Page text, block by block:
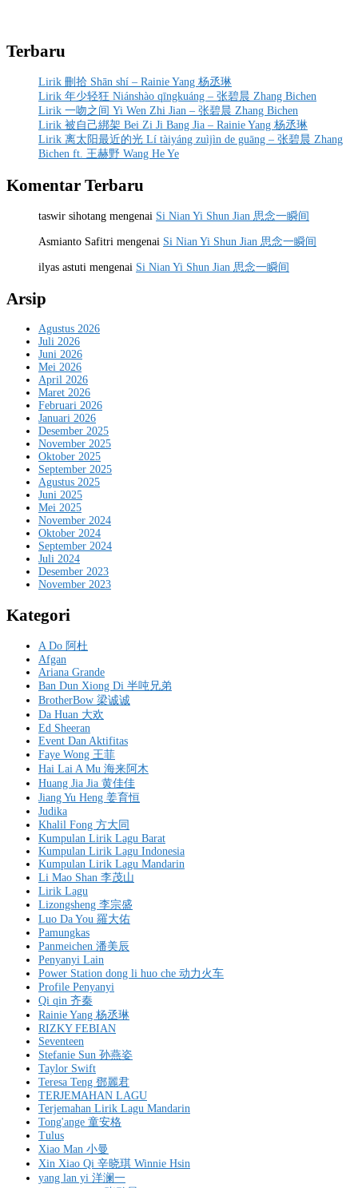
Terbaru
Lirik 刪拾 Shān shí – Rainie Yang 杨丞琳
Lirik 年少轻狂 Niánshào qīngkuáng – 张碧晨 Zhang Bichen
Lirik 一吻之间 Yi Wen Zhi Jian – 张碧晨 Zhang Bichen
Lirik 被自己綁架 Bei Zi Ji Bang Jia – Rainie Yang 杨丞琳
Lirik 离太阳最近的光 Lí tàiyáng zuìjìn de guāng – 张碧晨 Zhang
Bichen ft. 王赫野 Wang He Ye
Komentar Terbaru
taswir sihotang mengenai Si Nian Yi Shun Jian 思念一瞬间
Asmianto Safitri mengenai Si Nian Yi Shun Jian 思念一瞬间
ilyas astuti mengenai Si Nian Yi Shun Jian 思念一瞬间
Arsip
Agustus 2026
Juli 2026
Juni 2026
Mei 2026
April 2026
Maret 2026
Februari 2026
Januari 2026
Desember 2025
November 2025
Oktober 2025
September 2025
Agustus 2025
Juni 2025
Mei 2025
November 2024
Oktober 2024
September 2024
Juli 2024
Desember 2023
November 2023
Kategori
A Do 阿杜
Afgan
Ariana Grande
Ban Dun Xiong Di 半吨兄弟
BrotherBow 梁诚诚
Da Huan 大欢
Ed Sheeran
Event Dan Aktifitas
Faye Wong 王菲
Hai Lai A Mu 海来阿木
Huang Jia Jia 黄佳佳
Jiang Yu Heng 姜育恒
Judika
Khalil Fong 方大同
Kumpulan Lirik Lagu Barat
Kumpulan Lirik Lagu Indonesia
Kumpulan Lirik Lagu Mandarin
Li Mao Shan 李茂山
Lirik Lagu
Lizongsheng 李宗盛
Luo Da You 羅大佑
Pamungkas
Panmeichen 潘美辰
Penyanyi Lain
Power Station dong li huo che 动力火车
Profile Penyanyi
Qi qin 齐秦
Rainie Yang 杨丞琳
RIZKY FEBIAN
Seventeen
Stefanie Sun 孙燕姿
Taylor Swift
Teresa Teng 鄧麗君
TERJEMAHAN LAGU
Terjemahan Lirik Lagu Mandarin
Tong'ange 童安格
Tulus
Xiao Man 小曼
Xin Xiao Qi 辛晓琪 Winnie Hsin
yang lan yi 洋澜一